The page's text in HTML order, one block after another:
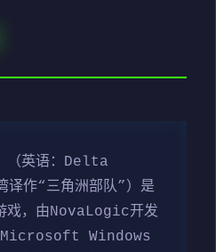
（英语：Delta
译作“三角洲部队”）是
戏，由NovaLogic开发
Microsoft Windows